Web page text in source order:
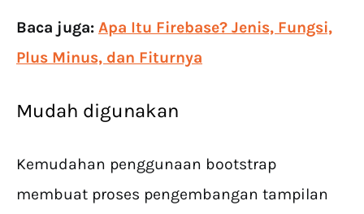
Baca juga: Apa Itu Firebase? Jenis, Fungsi,
Plus Minus, dan Fiturnya
Mudah digunakan
Kemudahan penggunaan bootstrap
membuat proses pengembangan tampilan